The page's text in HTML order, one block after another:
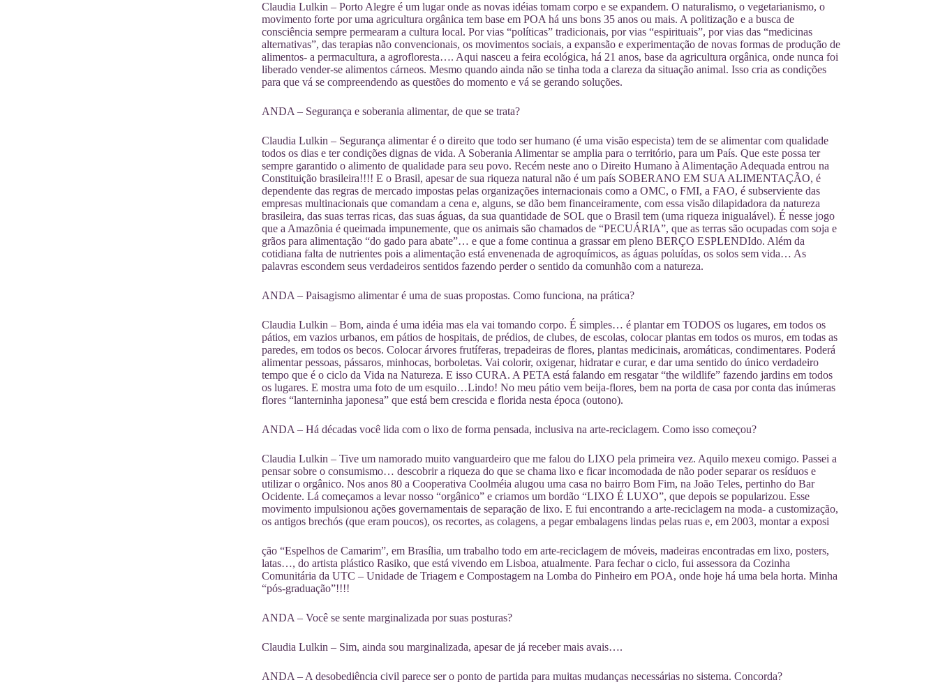
Claudia Lulkin – Porto Alegre é um lugar onde as novas idéias tomam corpo e se expandem. O naturalismo, o vegetarianismo, o
movimento forte por uma agricultura orgânica tem base em POA há uns bons 35 anos ou mais. A politização e a busca de
consciência sempre permearam a cultura local. Por vias “políticas” tradicionais, por vias “espirituais”, por vias das “medicinas
alternativas”, das terapias não convencionais, os movimentos sociais, a expansão e experimentação de novas formas de produção de
alimentos- a permacultura, a agrofloresta…. Aqui nasceu a feira ecológica, há 21 anos, base da agricultura orgânica, onde nunca foi
liberado vender-se alimentos cárneos. Mesmo quando ainda não se tinha toda a clareza da situação animal. Isso cria as condições
para que vá se compreendendo as questões do momento e vá se gerando soluções.
ANDA – Segurança e soberania alimentar, de que se trata?
Claudia Lulkin – Segurança alimentar é o direito que todo ser humano (é uma visão especista) tem de se alimentar com qualidade
todos os dias e ter condições dignas de vida. A Soberania Alimentar se amplia para o território, para um País. Que este possa ter
sempre garantido o alimento de qualidade para seu povo. Recém neste ano o Direito Humano à Alimentação Adequada entrou na
Constituição brasileira!!!! E o Brasil, apesar de sua riqueza natural não é um país SOBERANO EM SUA ALIMENTAÇÃO, é
dependente das regras de mercado impostas pelas organizações internacionais como a OMC, o FMI, a FAO, é subserviente das
empresas multinacionais que comandam a cena e, alguns, se dão bem financeiramente, com essa visão dilapidadora da natureza
brasileira, das suas terras ricas, das suas águas, da sua quantidade de SOL que o Brasil tem (uma riqueza inigualável). É nesse jogo
que a Amazônia é queimada impunemente, que os animais são chamados de “PECUÁRIA”, que as terras são ocupadas com soja e
grãos para alimentação “do gado para abate”… e que a fome continua a grassar em pleno BERÇO ESPLENDIdo. Além da
cotidiana falta de nutrientes pois a alimentação está envenenada de agroquímicos, as águas poluídas, os solos sem vida… As
palavras escondem seus verdadeiros sentidos fazendo perder o sentido da comunhão com a natureza.
ANDA – Paisagismo alimentar é uma de suas propostas. Como funciona, na prática?
Claudia Lulkin – Bom, ainda é uma idéia mas ela vai tomando corpo. É simples… é plantar em TODOS os lugares, em todos os
pátios, em vazios urbanos, em pátios de hospitais, de prédios, de clubes, de escolas, colocar plantas em todos os muros, em todas as
paredes, em todos os becos. Colocar árvores frutíferas, trepadeiras de flores, plantas medicinais, aromáticas, condimentares. Poderá
alimentar pessoas, pássaros, minhocas, borboletas. Vai colorir, oxigenar, hidratar e curar, e dar uma sentido do único verdadeiro
tempo que é o ciclo da Vida na Natureza. E isso CURA. A PETA está falando em resgatar “the wildlife” fazendo jardins em todos
os lugares. E mostra uma foto de um esquilo…Lindo! No meu pátio vem beija-flores, bem na porta de casa por conta das inúmeras
flores “lanterninha japonesa” que está bem crescida e florida nesta época (outono).
ANDA – Há décadas você lida com o lixo de forma pensada, inclusiva na arte-reciclagem. Como isso começou?
Claudia Lulkin – Tive um namorado muito vanguardeiro que me falou do LIXO pela primeira vez. Aquilo mexeu comigo. Passei a
pensar sobre o consumismo… descobrir a riqueza do que se chama lixo e ficar incomodada de não poder separar os resíduos e
utilizar o orgânico. Nos anos 80 a Cooperativa Coolméia alugou uma casa no bairro Bom Fim, na João Teles, pertinho do Bar
Ocidente. Lá começamos a levar nosso “orgânico” e criamos um bordão “LIXO É LUXO”, que depois se popularizou. Esse
movimento impulsionou ações governamentais de separação de lixo. E fui encontrando a arte-reciclagem na moda- a customização,
os antigos brechós (que eram poucos), os recortes, as colagens, a pegar embalagens lindas pelas ruas e, em 2003, montar a exposi
ção “Espelhos de Camarim”, em Brasília, um trabalho todo em arte-reciclagem de móveis, madeiras encontradas em lixo, posters,
latas…, do artista plástico Rasiko, que está vivendo em Lisboa, atualmente. Para fechar o ciclo, fui assessora da Cozinha
Comunitária da UTC – Unidade de Triagem e Compostagem na Lomba do Pinheiro em POA, onde hoje há uma bela horta. Minha
“pós-graduação”!!!!
ANDA – Você se sente marginalizada por suas posturas?
Claudia Lulkin – Sim, ainda sou marginalizada, apesar de já receber mais avais….
ANDA – A desobediência civil parece ser o ponto de partida para muitas mudanças necessárias no sistema. Concorda?